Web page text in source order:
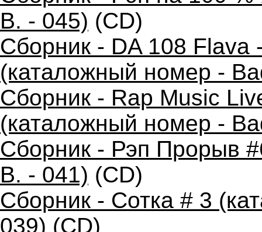
B. - 045) (CD)
Сборник - DA 108
(каталожный номер -
Сборник - Rap Music
(каталожный номер -
Сборник - Рэп Прорыв
B. - 041) (CD)
Сборник - Сотка # 3
039) (CD)